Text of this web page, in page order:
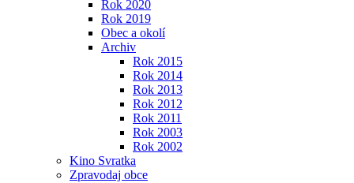
Rok 2020
Rok 2019
Obec a okolí
Archiv
Rok 2015
Rok 2014
Rok 2013
Rok 2012
Rok 2011
Rok 2003
Rok 2002
Kino Svratka
Zpravodaj obce